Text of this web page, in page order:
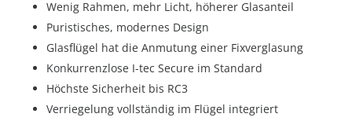
Wenig Rahmen, mehr Licht, höherer Glasanteil
Puristisches, modernes Design
Glasflügel hat die Anmutung einer Fixverglasung
Konkurrenzlose I-tec Secure im Standard
Höchste Sicherheit bis RC3
Verriegelung vollständig im Flügel integriert